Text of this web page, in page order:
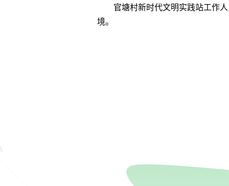
官塘村新时代文明实践站工作
境。